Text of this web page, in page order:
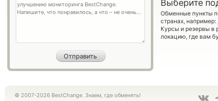
Выберите
Обменные пункты
странах, например:
Курсы и резервы в
локацию, где вам
© 2007-2026 BestChange. Знаем, где обменять!